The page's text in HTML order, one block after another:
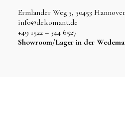
Ermlander Weg 3, 30453 Hannover
info@dekomant.de
+49 1522 – 344 6527
Showroom/Lager in der